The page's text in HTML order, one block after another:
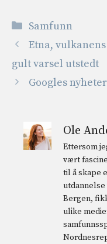
Kategorier
Samfunn
Etna,
gult varsel utstedt
Googles
Ole
Ettersom
vært
til å skape
utdannelse
Bergen,
ulike